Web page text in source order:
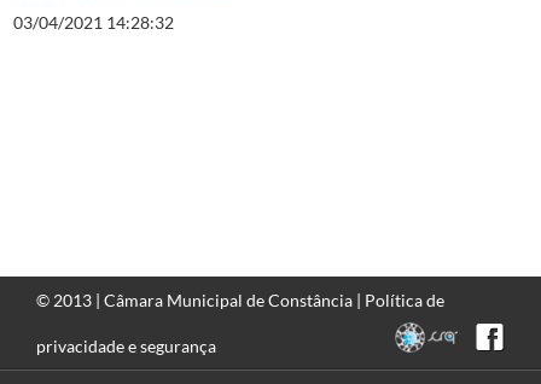
03/04/2021 14:28:32
© 2013 | Câmara Municipal de Constância | Política de
privacidade e segurança